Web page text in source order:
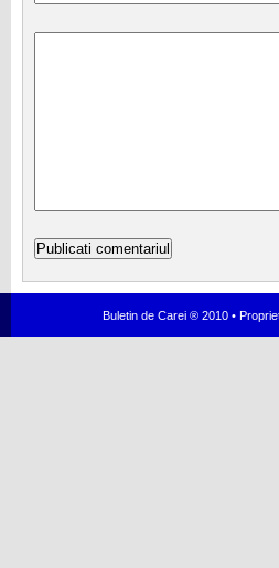
Buletin de Carei ® 2010 •